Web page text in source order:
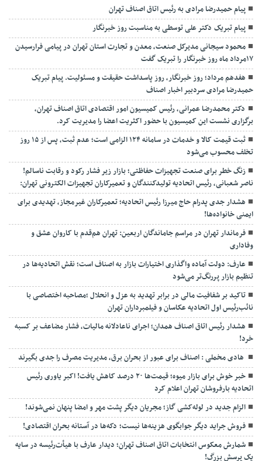
پیام حمیدرضا مرادی به رئیس اتاق اصناف تهران
پیام تبریک دکتر علی توسطی به مناسبت روز خبرنگار
محمود سیجانی مدیرکل صنعت، معدن و تجارت استان تهران در پیامی فرارسیدن
۱۷مرداد ماه روز خبرنگار را تبریک گفت
هفدهم مرداد؛ روز خبرنگار، روز پاسداشت حقیقت و مسئولیت. پیام تبریک
حمیدرضا مرادی سردبیر اخبار اصناف
دکتر محمدرضا عمرانی، رئیس کمیسیون امور اقتصادی اتاق اصناف تهران،
برگزاری نشست این کمیسیون با حضور اکثریت اعضا را مدیریت کرد.
ثبت قیمت کالا و خدمات در سامانه ۱۲۴ الزامی است؛ عدم ثبت، پس از ۱۵ روز
تخلف محسوب می‌شود
زنگ خطر برای صنعت تجهیزات حفاظتی؛ بازار زیر فشار رکود و رقابت ناسالم!
ناصر شعبانی، رئیس اتحادیه تولیدکنندگان و تعمیرکاران تجهیزات الکترونی تهران:
هشدار جدی پدرام حاج میرزا رئیس اتحادیه؛ تعمیرکاران غیرمجاز، تهدیدی برای
ایمنی خانواده‌ها!
فرماندار تهران در مراسم جاماندگان اربعین: تهران هم‌قدم با کاروان عشق و
وفاداری
عارف: دولت آماده واگذاری اختیارات بازار به اصناف است؛ نقش اتحادیه‌ها در
تنظیم بازار پررنگ‌تر می‌شود
تاکید بر شفافیت مالی در برابر تهدید به عزل و انحلال ;مصاحبه اختصاصی با
نائب‌رئیس اول اتحادیه عکاسان و فیلمبرداران تهران
هشدار رئیس اتاق اصناف همدان؛ اجرای ناعادلانه مالیات، فشار مضاعف بر کسبه
خرد!
هادی مخملی : اصناف برای عبور از بحران برق، مدیریت مصرف را جدی بگیرند
خبر خوش برای بازار میوه؛ قیمت‌ها ۲۰ درصد کاهش یافت! اکبر یاوری رئیس
اتحادیه بارفروشان تهران اعلام کرد
الزام جدید در لوله‌کشی گاز؛ مجریان دیگر پشت مهر و امضا پنهان نمی‌شوند!
فروش جراید دیگر جوابگوی هزینه‌ها نیست؛ دکه‌ها در آستانه بحران اقتصادی!
شمارش معکوس انتخابات اتاق اصناف تهران؛ دیدار عارف با هیأت‌رئیسه در سایه
یک پرسش بزرگ!